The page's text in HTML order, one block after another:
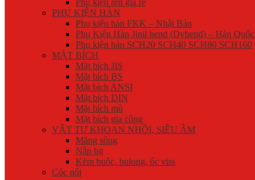
Phụ kiện ren giá rẻ
PHỤ KIỆN HÀN
Phụ kiện hàn FKK – Nhật Bản
Phụ Kiện Hàn Jinil bend (Dybend) – Hàn Quốc
Phụ kiện hàn SCH20 SCH40 SCH80 SCH160
MẶT BÍCH
Mặt bích JIS
Mặt bích BS
Mặt bích ANSI
Mặt bích DIN
Mặt bích mù
Mặt bích gia công
VẬT TƯ KHOAN NHỒI, SIÊU ÂM
Măng sông
Nắp bịt
Kẽm buộc, bulong, ốc viss
Cóc nối